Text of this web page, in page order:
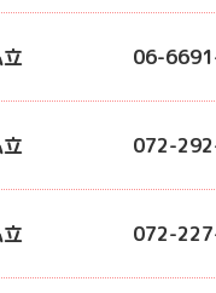
06-
072-
072-